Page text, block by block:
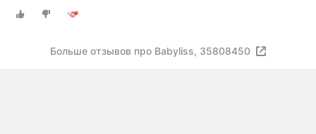
Больше отзывов про Babyliss, 35808450